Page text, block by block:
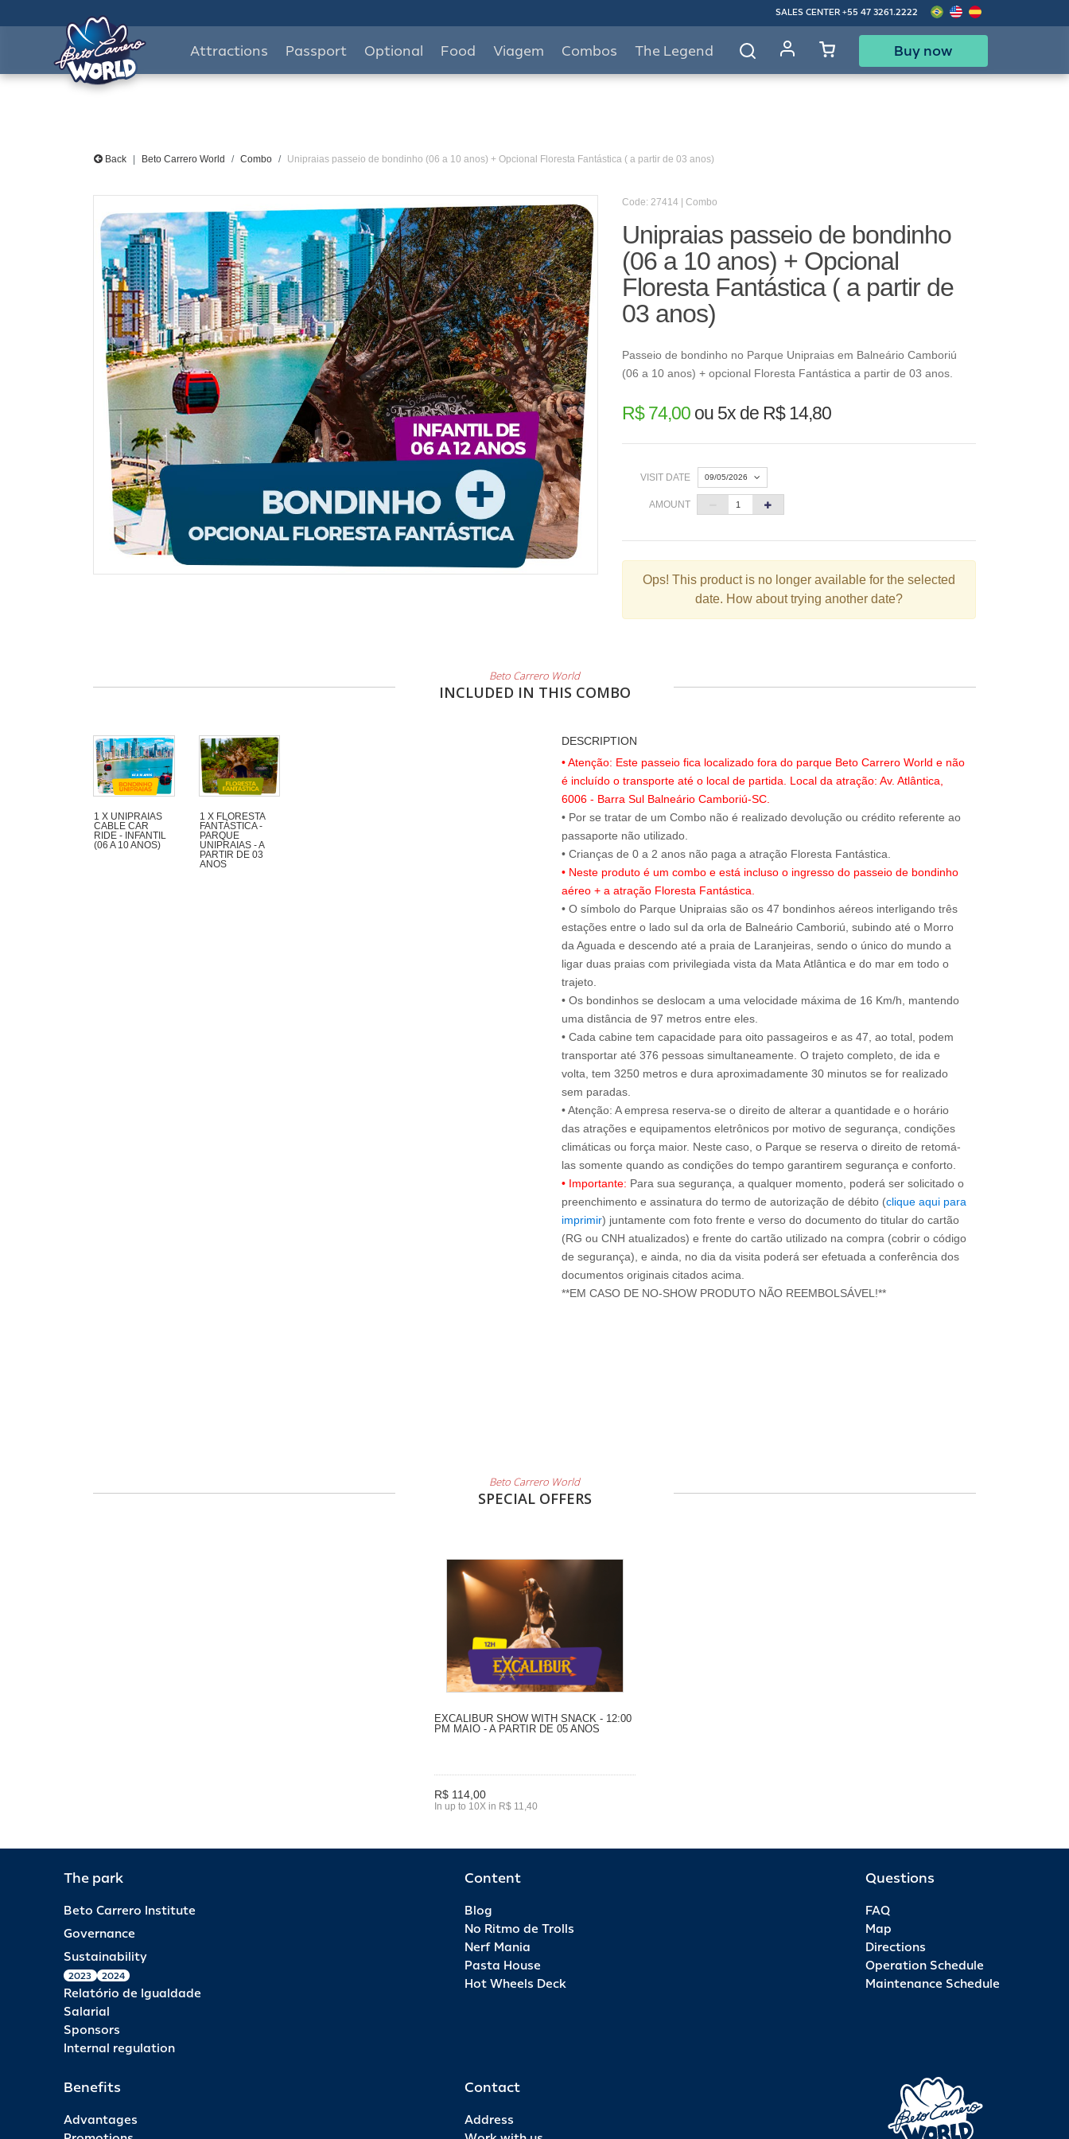
SALES CENTER +55 47 3261.2222
Attractions Passport Optional Food Viagem Combos The Legend Buy now
Back Beto Carrero World Combo Unipraias passeio de bondinho (06 a 10 anos) + Opcional Floresta Fantástica ( a partir de 03 anos)
Code: 27414 | Combo
Unipraias passeio de bondinho
(06 a 10 anos) + Opcional
Floresta Fantástica ( a partir de
03 anos)
Passeio de bondinho no Parque Unipraias em Balneário Camboriú
(06 a 10 anos) + opcional Floresta Fantástica a partir de 03 anos.
R$ 74,00ou 5x de R$ 14,80
VISIT DATE 09/05/2026
1
2 3 4 5 6 7 8
AMOUNT
Ops! This product is no longer available for the selected
date. How about trying another date?
Beto Carrero World
INCLUDED IN THIS COMBO
1 X UNIPRAIAS
CABLE CAR
RIDE - INFANTIL
(06 A 10 ANOS)
1 X FLORESTA
FANTÁSTICA -
PARQUE
UNIPRAIAS - A
PARTIR DE 03
ANOS
DESCRIPTION
• Atenção: Este passeio fica localizado fora do parque Beto Carrero World e não
é incluído o transporte até o local de partida. Local da atração: Av. Atlântica,
6006 - Barra Sul Balneário Camboriú-SC.
• Por se tratar de um Combo não é realizado devolução ou crédito referente ao
passaporte não utilizado.
• Neste produto é um combo e está incluso o ingresso do passeio de bondinho
aéreo + a atração Floresta Fantástica.
• O símbolo do Parque Unipraias são os 47 bondinhos aéreos interligando três
estações entre o lado sul da orla de Balneário Camboriú, subindo até o Morro
da Aguada e descendo até a praia de Laranjeiras, sendo o único do mundo a
ligar duas praias com privilegiada vista da Mata Atlântica e do mar em todo o
trajeto.
• Os bondinhos se deslocam a uma velocidade máxima de 16 Km/h, mantendo
uma distância de 97 metros entre eles.
• Cada cabine tem capacidade para oito passageiros e as 47, ao total, podem
transportar até 376 pessoas simultaneamente. O trajeto completo, de ida e
volta, tem 3250 metros e dura aproximadamente 30 minutos se for realizado
sem paradas.
• Atenção: A empresa reserva-se o direito de alterar a quantidade e o horário
das atrações e equipamentos eletrônicos por motivo de segurança, condições
climáticas ou força maior. Neste caso, o Parque se reserva o direito de retomá-
• Importante: Para sua segurança, a qualquer momento, poderá ser solicitado o
preenchimento e assinatura do termo de autorização de débito (clique aqui para
imprimir) juntamente com foto frente e verso do documento do titular do cartão
(RG ou CNH atualizados) e frente do cartão utilizado na compra (cobrir o código
de segurança), e ainda, no dia da visita poderá ser efetuada a conferência dos
documentos originais citados acima.
**EM CASO DE NO-SHOW PRODUTO NÃO REEMBOLSÁVEL!**
Beto Carrero World
SPECIAL OFFERS
EXCALIBUR SHOW WITH SNACK - 12:00
PM MAIO - A PARTIR DE 05 ANOS
R$ 114,00
In up to 10X in R$ 11,40
The park
Beto Carrero Institute
Governance
Sustainability
2023 2024
Relatório de Igualdade
Salarial
Sponsors
Internal regulation
Content
Blog
No Ritmo de Trolls
Nerf Mania
Pasta House
Hot Wheels Deck
Questions
FAQ
Map
Directions
Operation Schedule
Maintenance Schedule
Benefits
Advantages
Contact
Address